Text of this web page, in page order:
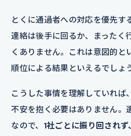
とくに通過者への対応を優先す
連絡は後手に回るか、まったく
くありません。これは意図的と
順位による結果といえるでしょう
こうした事情を理解していれば
不安を抱く必要はありません。
なので、 1社ごとに振り回され